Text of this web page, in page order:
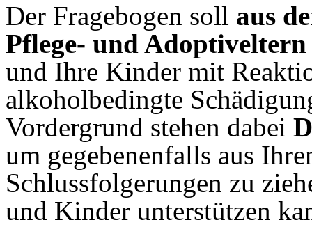
Der Fragebogen soll aus
Pflege- und Adoptiveltern
und Ihre Kinder mit
alkoholbedingte
Vordergrund stehen dabei
um gegebenenfalls aus
Schlussfolgerungen zu
und Kinder unterstützen